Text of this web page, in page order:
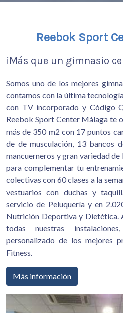
Reebok Sport
¡Más que un gimnasio
Somos uno de los mejores
contamos con la última
con TV incorporado y Código
Reebok Sport Center Málaga te
más de 350 m2 con 17 puntos
de de musculación, 13 bancos
mancuerneros y gran variedad
para complementar tu
colectivas con 60 clases a la
vestuarios con duchas y
servicio de Peluquería y en
Nutrición Deportiva y Dietética.
todas nuestras
personalizado de los mejores
Fitness.
Más información